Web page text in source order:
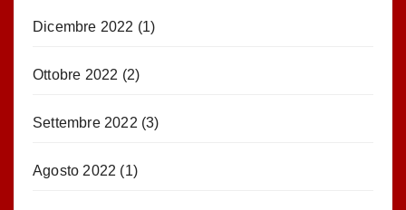
Dicembre 2022 (1)
Ottobre 2022 (2)
Settembre 2022 (3)
Agosto 2022 (1)